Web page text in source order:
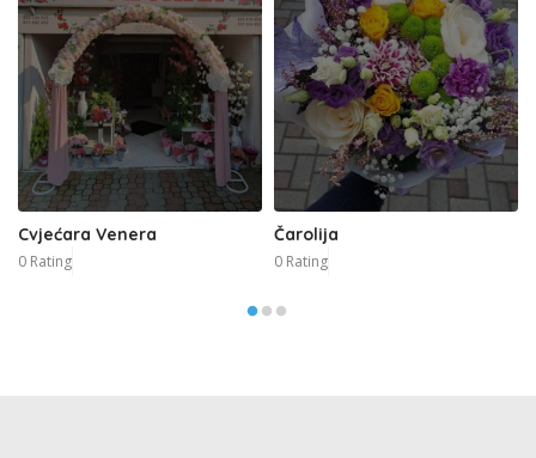
Cvjećara Venera
0 Rating
Čarolija
0 Rating